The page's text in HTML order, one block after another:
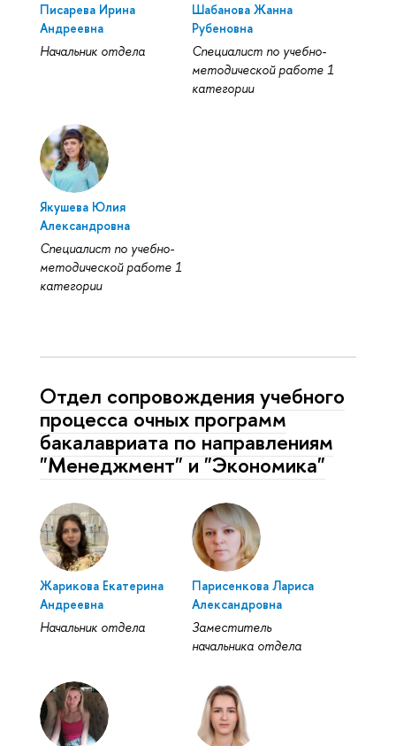
Писарева Ирина
Андреевна
Начальник отдела
Шабанова Жанна
Рубеновна
Специалист по учебно-
методической работе 1
категории
Якушева Юлия
Александровна
Специалист по учебно-
методической работе 1
категории
Отдел сопровождения учебного
процесса очных программ
бакалавриата по направлениям
"Менеджмент" и "Экономика"
Жарикова Екатерина
Андреевна
Начальник отдела
Парисенкова Лариса
Александровна
Заместитель
начальника отдела